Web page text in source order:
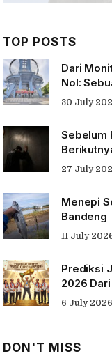
TOP POSTS
Dari
Nol:
Tentang
30 July
Sebelum
27 July
Menepi
Bandeng
11 July
Prediksi
2026
6 July 2026
DON'T MISS